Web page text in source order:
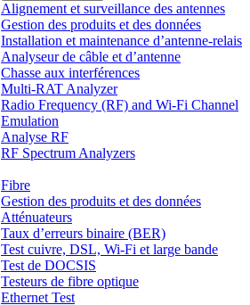
Alignement et surveillance des antennes
Gestion des produits et des données
Installation et maintenance d’antenne-relais
Analyseur de câble et d’antenne
Chasse aux interférences
Multi-RAT Analyzer
Radio Frequency (RF) and Wi-Fi Channel
Emulation
Analyse RF
RF Spectrum Analyzers
Fibre
Gestion des produits et des données
Atténuateurs
Taux d’erreurs binaire (BER)
Test cuivre, DSL, Wi-Fi et large bande
Test de DOCSIS
Testeurs de fibre optique
Ethernet Test